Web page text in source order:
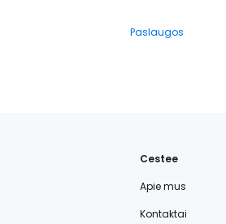
Paslaugos
Cestee
Apie mus
Kontaktai